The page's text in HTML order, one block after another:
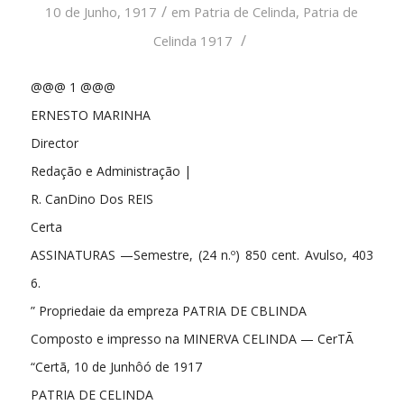
10 de Junho, 1917 / em Patria de Celinda, Patria de
Celinda 1917 /
@@@ 1 @@@
ERNESTO MARINHA
Director
Redação e Administração |
R. CanDino Dos REIS
Certa
ASSINATURAS —Semestre, (24 n.º) 850 cent. Avulso, 403
6.
” Propriedaie da empreza PATRIA DE CBLINDA
Composto e impresso na MINERVA CELINDA — CerTÃ
“Certã, 10 de Junhôó de 1917
PATRIA DE CELINDA